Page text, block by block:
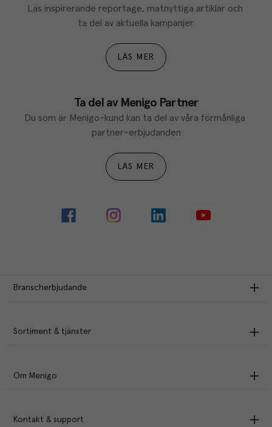
Läs inspirerande reportage, matnyttiga artiklar och
ta del av aktuella kampanjer.
LÄS MER
Ta del av Menigo Partner
Du som är Menigo-kund kan ta del av våra förmånliga
partner-erbjudanden
LÄS MER
Branscherbjudande
Sortiment & tjänster
Om Menigo
Kontakt & support